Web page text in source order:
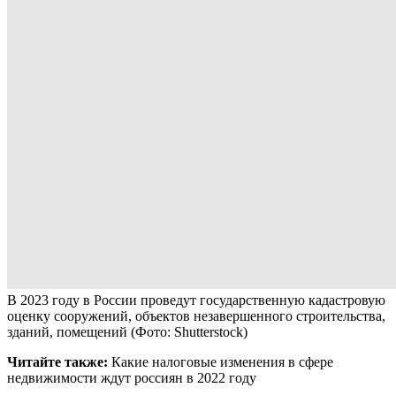
В 2023 году в России проведут государственную кадастровую
оценку сооружений, объектов незавершенного строительства,
зданий, помещений (Фото: Shutterstock)
Читайте также: Какие налоговые изменения в сфере
недвижимости ждут россиян в 2022 году